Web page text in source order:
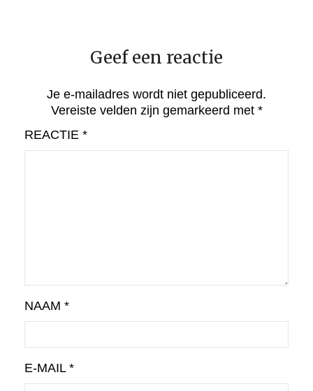
Geef een reactie
Je e-mailadres wordt niet gepubliceerd.
Vereiste velden zijn gemarkeerd met *
REACTIE *
NAAM *
E-MAIL *